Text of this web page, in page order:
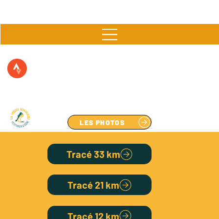
LES PHOTOS
Tracé 33 km
Tracé 21 km
Tracé 12 km